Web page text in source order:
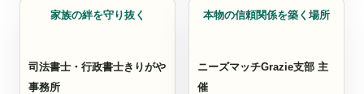
家族の絆を守り抜く
司法書士・行政書士きりがや
事務所
本物の信頼関係を築く場所
ニーズマッチGrazie支部 主
催